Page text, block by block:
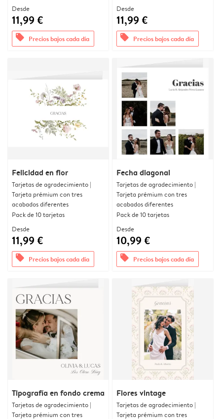
Desde
11,99 €
offers Precios bajos cada día
Desde
11,99 €
offers Precios bajos cada día
Felicidad en flor
Tarjetas de agradecimiento |
Tarjeta prémium con tres
acabados diferentes
Pack de 10 tarjetas
Desde
11,99 €
offers Precios bajos cada día
Fecha diagonal
Tarjetas de agradecimiento |
Tarjeta prémium con tres
acabados diferentes
Pack de 10 tarjetas
Desde
10,99 €
offers Precios bajos cada día
Tipografía en fondo crema
Tarjetas de agradecimiento |
Tarjeta prémium con tres
Flores vintage
Tarjetas de agradecimiento |
Tarjeta prémium con tres